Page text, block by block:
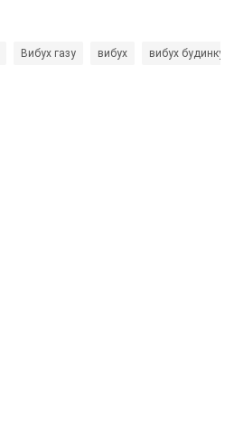
Вибух газу вибух вибух будинку